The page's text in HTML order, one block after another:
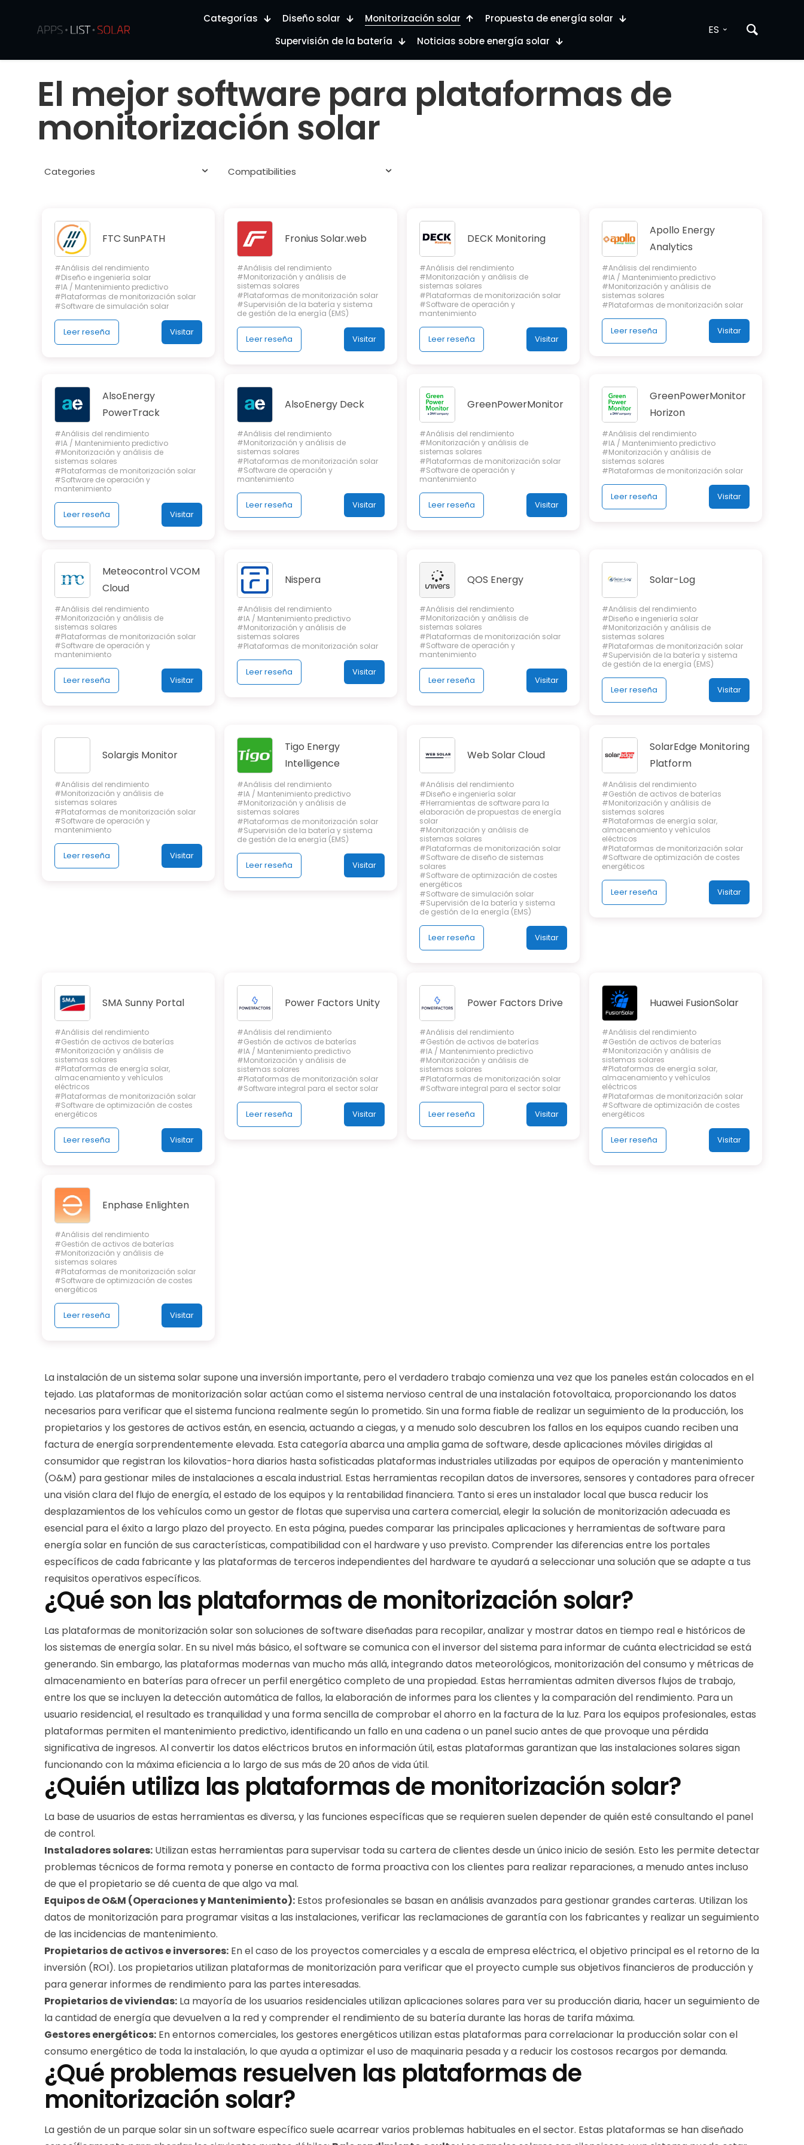
Categorías Diseño solar Monitorización solar
Propuesta de energía solar
Supervisión de la batería
Noticias sobre energía solar
ES
El mejor software para plataformas de
monitorización solar
Categories Compatibilities
FTC SunPATH
#Análisis del rendimiento
#Diseño e ingeniería solar
#IA / Mantenimiento predictivo
#Plataformas de monitorización solar
#Software de simulación solar
Leer reseña Visitar
Fronius Solar.web
#Análisis del rendimiento
#Monitorización y análisis de
sistemas solares
#Plataformas de monitorización solar
#Supervisión de la batería y sistema
de gestión de la energía (EMS)
Leer reseña Visitar
DECK Monitoring
#Análisis del rendimiento
#Monitorización y análisis de
sistemas solares
#Plataformas de monitorización solar
#Software de operación y
mantenimiento
Leer reseña Visitar
Apollo Energy
Analytics
#Análisis del rendimiento
#IA / Mantenimiento predictivo
#Monitorización y análisis de
sistemas solares
#Plataformas de monitorización solar
Leer reseña Visitar
AlsoEnergy
PowerTrack
#Análisis del rendimiento
#IA / Mantenimiento predictivo
#Monitorización y análisis de
sistemas solares
#Plataformas de monitorización solar
#Software de operación y
mantenimiento
Leer reseña Visitar
AlsoEnergy Deck
#Análisis del rendimiento
#Monitorización y análisis de
sistemas solares
#Plataformas de monitorización solar
#Software de operación y
mantenimiento
Leer reseña Visitar
GreenPowerMonitor
#Análisis del rendimiento
#Monitorización y análisis de
sistemas solares
#Plataformas de monitorización solar
#Software de operación y
mantenimiento
Leer reseña Visitar
GreenPowerMonitor
Horizon
#Análisis del rendimiento
#IA / Mantenimiento predictivo
#Monitorización y análisis de
sistemas solares
#Plataformas de monitorización solar
Leer reseña Visitar
Meteocontrol VCOM
Cloud
#Análisis del rendimiento
#Monitorización y análisis de
sistemas solares
#Plataformas de monitorización solar
#Software de operación y
mantenimiento
Leer reseña Visitar
Nispera
#Análisis del rendimiento
#IA / Mantenimiento predictivo
#Monitorización y análisis de
sistemas solares
#Plataformas de monitorización solar
Leer reseña Visitar
QOS Energy
#Análisis del rendimiento
#Monitorización y análisis de
sistemas solares
#Plataformas de monitorización solar
#Software de operación y
mantenimiento
Leer reseña Visitar
Solar-Log
#Análisis del rendimiento
#Diseño e ingeniería solar
#Monitorización y análisis de
sistemas solares
#Plataformas de monitorización solar
#Supervisión de la batería y sistema
de gestión de la energía (EMS)
Leer reseña Visitar
Solargis Monitor
#Análisis del rendimiento
#Monitorización y análisis de
sistemas solares
#Plataformas de monitorización solar
#Software de operación y
mantenimiento
Leer reseña Visitar
Tigo Energy
Intelligence
#Análisis del rendimiento
#IA / Mantenimiento predictivo
#Monitorización y análisis de
sistemas solares
#Plataformas de monitorización solar
#Supervisión de la batería y sistema
de gestión de la energía (EMS)
Leer reseña Visitar
Web Solar Cloud
#Análisis del rendimiento
#Diseño e ingeniería solar
#Herramientas de software para la
elaboración de propuestas de energía
solar
#Monitorización y análisis de
sistemas solares
#Plataformas de monitorización solar
#Software de diseño de sistemas
solares
#Software de optimización de costes
energéticos
#Software de simulación solar
#Supervisión de la batería y sistema
de gestión de la energía (EMS)
Leer reseña Visitar
SolarEdge Monitoring
Platform
#Análisis del rendimiento
#Gestión de activos de baterías
#Monitorización y análisis de
sistemas solares
#Plataformas de energía solar,
almacenamiento y vehículos
eléctricos
#Plataformas de monitorización solar
#Software de optimización de costes
energéticos
Leer reseña Visitar
SMA Sunny Portal
#Análisis del rendimiento
#Gestión de activos de baterías
#Monitorización y análisis de
sistemas solares
#Plataformas de energía solar,
almacenamiento y vehículos
eléctricos
#Plataformas de monitorización solar
#Software de optimización de costes
energéticos
Leer reseña Visitar
Power Factors Unity
#Análisis del rendimiento
#Gestión de activos de baterías
#IA / Mantenimiento predictivo
#Monitorización y análisis de
sistemas solares
#Plataformas de monitorización solar
#Software integral para el sector solar
Leer reseña Visitar
Power Factors Drive
#Análisis del rendimiento
#Gestión de activos de baterías
#IA / Mantenimiento predictivo
#Monitorización y análisis de
sistemas solares
#Plataformas de monitorización solar
#Software integral para el sector solar
Leer reseña Visitar
Huawei FusionSolar
#Análisis del rendimiento
#Gestión de activos de baterías
#Monitorización y análisis de
sistemas solares
#Plataformas de energía solar,
almacenamiento y vehículos
eléctricos
#Plataformas de monitorización solar
#Software de optimización de costes
energéticos
Leer reseña Visitar
Enphase Enlighten
#Análisis del rendimiento
#Gestión de activos de baterías
#Monitorización y análisis de
sistemas solares
#Plataformas de monitorización solar
#Software de optimización de costes
energéticos
Leer reseña Visitar
La instalación de un sistema solar supone una inversión importante, pero el verdadero trabajo comienza una vez que los paneles están colocados en el
tejado. Las plataformas de monitorización solar actúan como el sistema nervioso central de una instalación fotovoltaica, proporcionando los datos
necesarios para verificar que el sistema funciona realmente según lo prometido. Sin una forma fiable de realizar un seguimiento de la producción, los
propietarios y los gestores de activos están, en esencia, actuando a ciegas, y a menudo solo descubren los fallos en los equipos cuando reciben una
factura de energía sorprendentemente elevada. Esta categoría abarca una amplia gama de software, desde aplicaciones móviles dirigidas al
consumidor que registran los kilovatios-hora diarios hasta sofisticadas plataformas industriales utilizadas por equipos de operación y mantenimiento
(O&M) para gestionar miles de instalaciones a escala industrial. Estas herramientas recopilan datos de inversores, sensores y contadores para ofrecer
una visión clara del flujo de energía, el estado de los equipos y la rentabilidad financiera. Tanto si eres un instalador local que busca reducir los
desplazamientos de los vehículos como un gestor de flotas que supervisa una cartera comercial, elegir la solución de monitorización adecuada es
esencial para el éxito a largo plazo del proyecto. En esta página, puedes comparar las principales aplicaciones y herramientas de software para
energía solar en función de sus características, compatibilidad con el hardware y uso previsto. Comprender las diferencias entre los portales
específicos de cada fabricante y las plataformas de terceros independientes del hardware te ayudará a seleccionar una solución que se adapte a tus
requisitos operativos específicos.
¿Qué son las plataformas de monitorización solar?
Las plataformas de monitorización solar son soluciones de software diseñadas para recopilar, analizar y mostrar datos en tiempo real e históricos de
los sistemas de energía solar. En su nivel más básico, el software se comunica con el inversor del sistema para informar de cuánta electricidad se está
generando. Sin embargo, las plataformas modernas van mucho más allá, integrando datos meteorológicos, monitorización del consumo y métricas de
almacenamiento en baterías para ofrecer un perfil energético completo de una propiedad. Estas herramientas admiten diversos flujos de trabajo,
entre los que se incluyen la detección automática de fallos, la elaboración de informes para los clientes y la comparación del rendimiento. Para un
usuario residencial, el resultado es tranquilidad y una forma sencilla de comprobar el ahorro en la factura de la luz. Para los equipos profesionales, estas
plataformas permiten el mantenimiento predictivo, identificando un fallo en una cadena o un panel sucio antes de que provoque una pérdida
significativa de ingresos. Al convertir los datos eléctricos brutos en información útil, estas plataformas garantizan que las instalaciones solares sigan
funcionando con la máxima eficiencia a lo largo de sus más de 20 años de vida útil.
¿Quién utiliza las plataformas de monitorización solar?
La base de usuarios de estas herramientas es diversa, y las funciones específicas que se requieren suelen depender de quién esté consultando el panel
de control.
Instaladores solares: Utilizan estas herramientas para supervisar toda su cartera de clientes desde un único inicio de sesión. Esto les permite detectar
problemas técnicos de forma remota y ponerse en contacto de forma proactiva con los clientes para realizar reparaciones, a menudo antes incluso
de que el propietario se dé cuenta de que algo va mal.
Equipos de O&M (Operaciones y Mantenimiento): Estos profesionales se basan en análisis avanzados para gestionar grandes carteras. Utilizan los
datos de monitorización para programar visitas a las instalaciones, verificar las reclamaciones de garantía con los fabricantes y realizar un seguimiento
de las incidencias de mantenimiento.
Propietarios de activos e inversores: En el caso de los proyectos comerciales y a escala de empresa eléctrica, el objetivo principal es el retorno de la
inversión (ROI). Los propietarios utilizan plataformas de monitorización para verificar que el proyecto cumple sus objetivos financieros de producción y
para generar informes de rendimiento para las partes interesadas.
Propietarios de viviendas: La mayoría de los usuarios residenciales utilizan aplicaciones solares para ver su producción diaria, hacer un seguimiento de
la cantidad de energía que devuelven a la red y comprender el rendimiento de su batería durante las horas de tarifa máxima.
Gestores energéticos: En entornos comerciales, los gestores energéticos utilizan estas plataformas para correlacionar la producción solar con el
consumo energético de toda la instalación, lo que ayuda a optimizar el uso de maquinaria pesada y a reducir los costosos recargos por demanda.
¿Qué problemas resuelven las plataformas de
monitorización solar?
La gestión de un parque solar sin un software específico suele acarrear varios problemas habituales en el sector. Estas plataformas se han diseñado